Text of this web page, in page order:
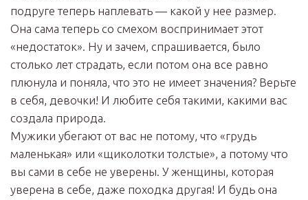
подруге теперь наплевать — какой у нее размер.
Она сама теперь со смехом воспринимает этот
«недостаток». Ну и зачем, спрашивается, было
столько лет страдать, если потом она все равно
плюнула и поняла, что это не имеет значения? Верьте
в себя, девочки! И любите себя такими, какими вас
создала природа.
Мужики убегают от вас не потому, что «грудь
маленькая» или «щиколотки толстые», а потому что
вы сами в себе не уверены. У женщины, которая
уверена в себе, даже походка другая! И будь она